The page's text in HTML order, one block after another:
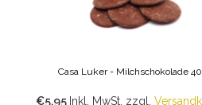
Casa Luker - Milchschokolade
€5,95 Inkl. MwSt. zzgl.